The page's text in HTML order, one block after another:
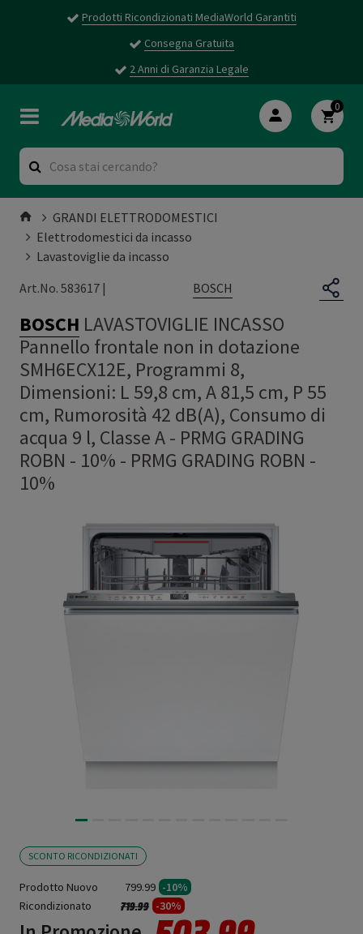
Prodotti Ricondizionati MediaWorld Garantiti
Consegna Gratuita
2 Anni di Garanzia Legale
0
GRANDI ELETTRODOMESTICI
Elettrodomestici da incasso
Lavastoviglie da incasso
Art.No. 583617 |
BOSCH
BOSCH LAVASTOVIGLIE INCASSO
Pannello frontale non in dotazione
SMH6ECX12E, Programmi 8,
Dimensioni: L 59,8 cm, A 81,5 cm, P 55
cm, Rumorosità 42 dB(A), Consumo di
acqua 9 l, Classe A - PRMG GRADING
ROBN - 10% - PRMG GRADING ROBN -
10%
SCONTO RICONDIZIONATI
Prodotto Nuovo 799.99 -10%
Ricondizionato
Prezzo ridotto da
719.99a -30%